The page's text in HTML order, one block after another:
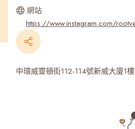
網站
https://www.instagram.com/
中環威靈頓街112-114號新威大廈1